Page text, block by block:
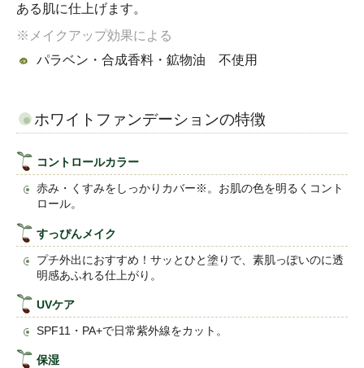
ある肌に仕上げます。
※メイクアップ効果による
パラベン・合成香料・鉱物油 不使用
ホワイトファンデーションの特徴
コントロールカラー
赤み・くすみをしっかりカバー※。お肌の色を明るくコント
ロール。
すっぴんメイク
プチ外出におすすめ！サッとひと塗りで、素肌っぽいのに透
明感あふれる仕上がり。
UVケア
SPF11・PA+で日常紫外線をカット。
保湿